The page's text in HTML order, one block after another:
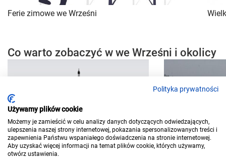
Ferie zimowe we Wrześni
Co warto zobaczyć w we Wrześni i okolicy
Jump World Września Park
Polityka prywatności
Używamy plików cookie
Możemy je zamieścić w celu analizy danych dotyczących odwiedzających,
ulepszenia naszej strony internetowej, pokazania spersonalizowanych treści i
zapewnienia Państwu wspaniałego doświadczenia na stronie internetowej.
Aby uzyskać więcej informacji na temat plików cookie, których używamy,
otwórz ustawienia.